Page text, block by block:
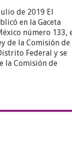
de 2019 El
en la Gaceta
número 133,
de la Comisión de
Federal y se
la Comisión de